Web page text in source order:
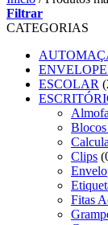
Filtrar
CATEGORIAS
ESCOLAR
Clips
Fitas